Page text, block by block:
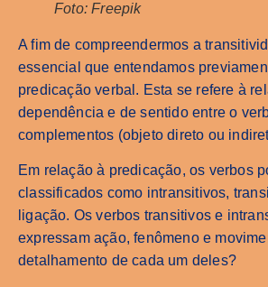
Foto: Freepik
A fim de compreendermos a
essencial que entendamos
predicação verbal. Esta se refere à
dependência e de sentido entre o
complementos (objeto direto ou
Em relação à predicação, os verbos
classificados como intransitivos,
ligação. Os verbos transitivos e
expressam ação, fenômeno e
detalhamento de cada um deles?